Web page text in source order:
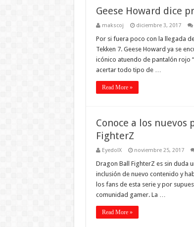
Geese Howard dice
makscoj diciembre 3, 2017
Por si fuera poco con la llegada
Tekken 7. Geese Howard ya se
icónico atuendo de pantalón rojo
acertar todo tipo de …
Read More »
Conoce a los nuevos
FighterZ
EyedolX noviembre 25, 2017
Dragon Ball FighterZ es sin duda
inclusión de nuevo contenido y
los fans de esta serie y por
comunidad gamer. La …
Read More »